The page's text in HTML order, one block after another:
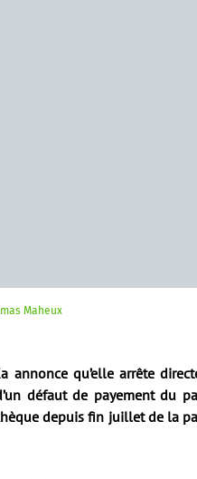
Maheux
annonce qu’elle arrête
défaut de payement du
depuis fin juillet de la